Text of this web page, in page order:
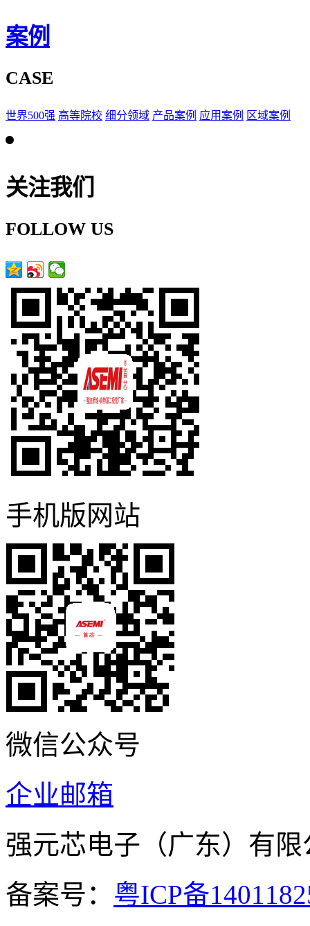
案例
CASE
世界500强 高等院校 细分领域 产品案例 应用案例 区域案例
关注我们
FOLLOW US
手机版网站
微信公众号
企业邮箱
强元芯电子（广东）
备案号： 粤ICP备